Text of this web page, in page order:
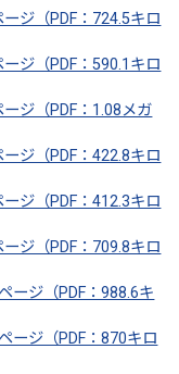
ジ（PDF：724.5キロ
ジ（PDF：590.1キロ
ジ（PDF：1.08メガ
ジ（PDF：422.8キロ
ジ（PDF：412.3キロ
ジ（PDF：709.8キロ
ージ（PDF：988.6キ
ージ（PDF：870キロ